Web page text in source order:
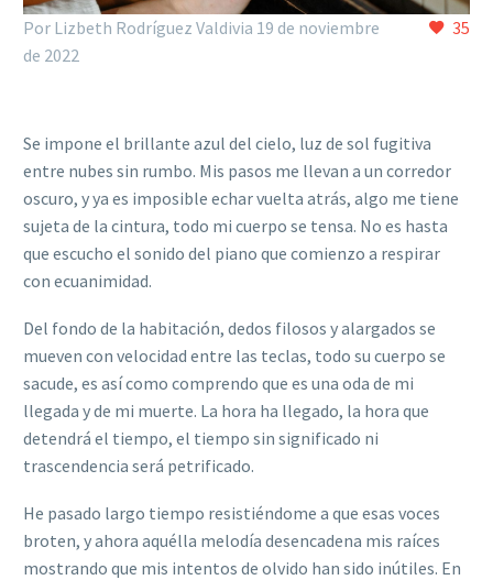
35
Por Lizbeth Rodríguez Valdivia 19 de noviembre
de 2022
Se impone el brillante azul del cielo, luz de sol fugitiva
entre nubes sin rumbo. Mis pasos me llevan a un corredor
oscuro, y ya es imposible echar vuelta atrás, algo me tiene
sujeta de la cintura, todo mi cuerpo se tensa. No es hasta
que escucho el sonido del piano que comienzo a respirar
con ecuanimidad.
Del fondo de la habitación, dedos filosos y alargados se
mueven con velocidad entre las teclas, todo su cuerpo se
sacude, es así como comprendo que es una oda de mi
llegada y de mi muerte. La hora ha llegado, la hora que
detendrá el tiempo, el tiempo sin significado ni
trascendencia será petrificado.
He pasado largo tiempo resistiéndome a que esas voces
broten, y ahora aquélla melodía desencadena mis raíces
mostrando que mis intentos de olvido han sido inútiles. En